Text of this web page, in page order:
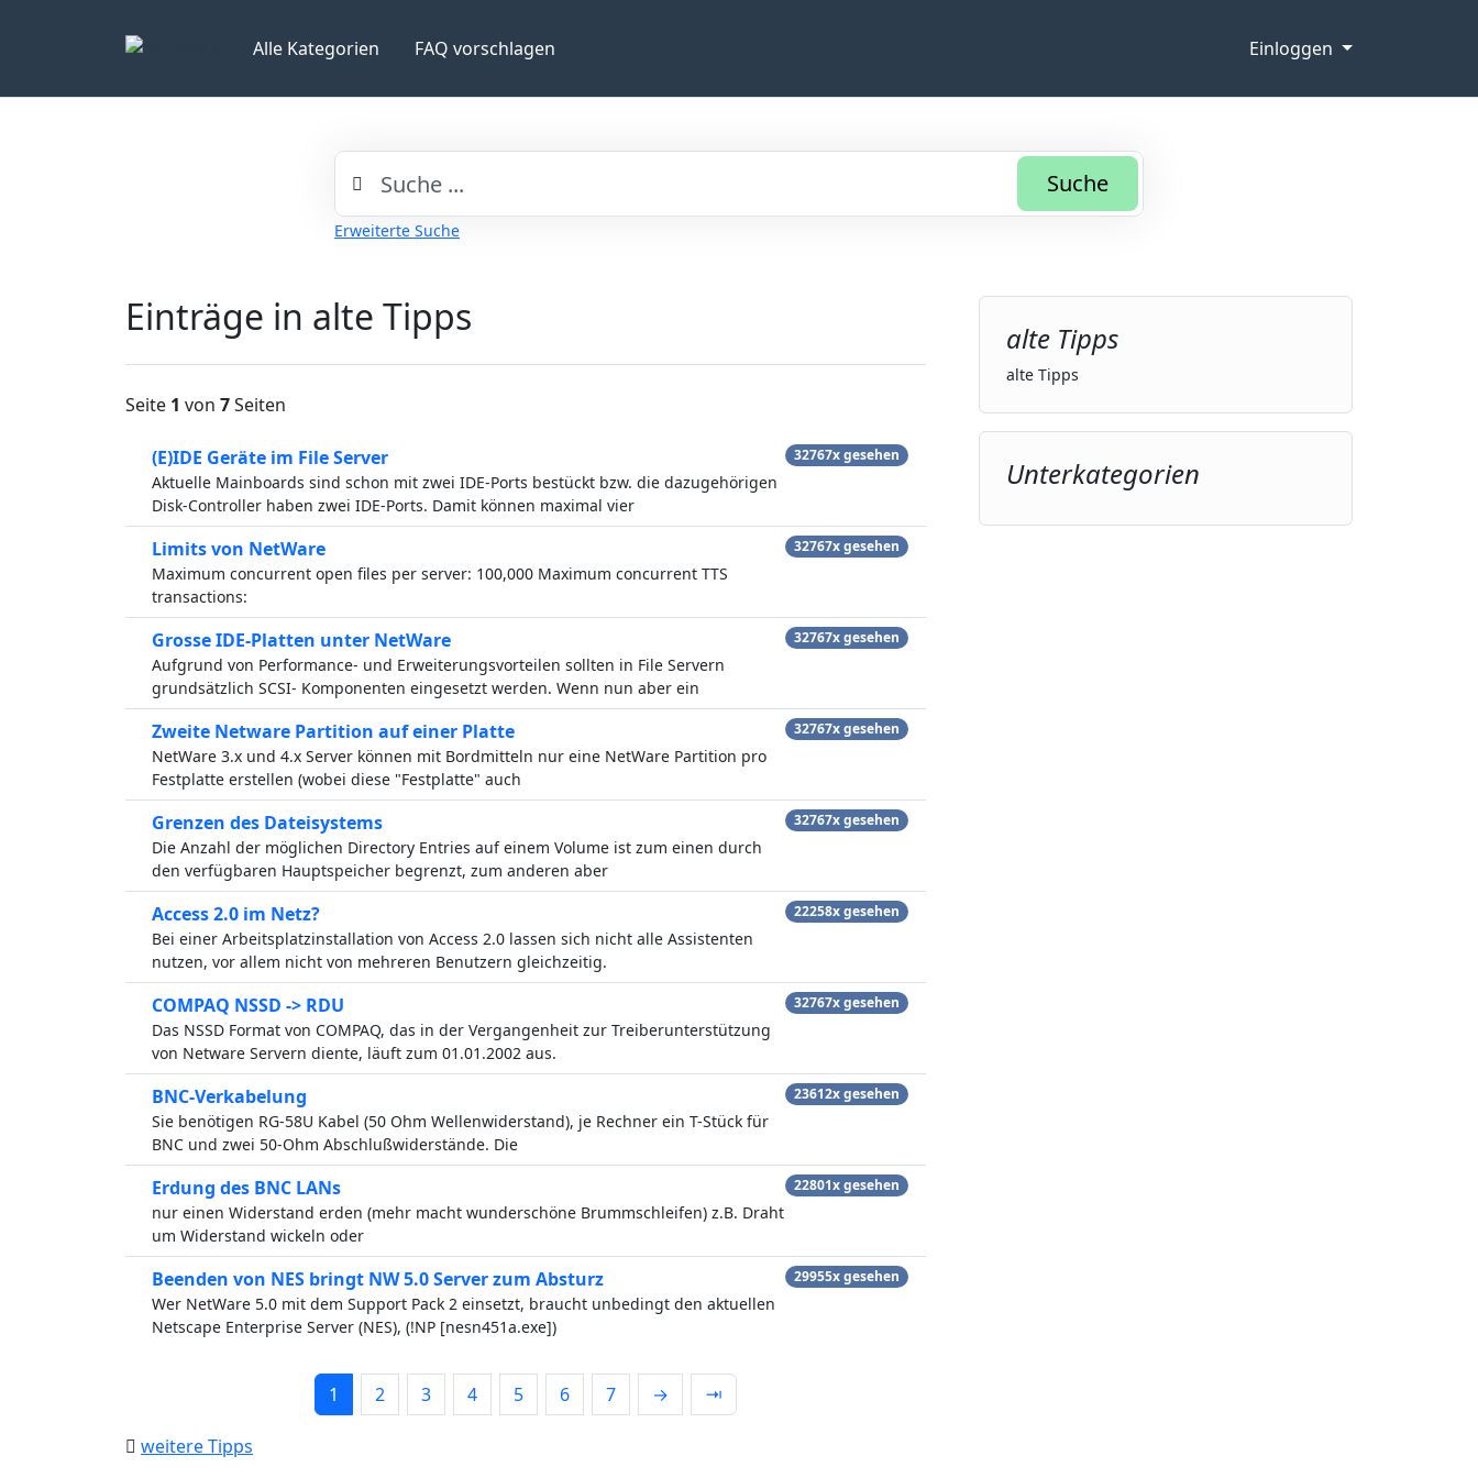
Alle Kategorien FAQ vorschlagen Einloggen
Suche
Erweiterte Suche
Einträge in alte Tipps
Seite 1 von 7Seiten
(E)IDE Geräte im File Server
Aktuelle Mainboards sind schon mit zwei IDE-Ports bestückt bzw. die dazugehörigen
Disk-Controller haben zwei IDE-Ports. Damit können maximal vier
32767x gesehen
Limits von NetWare
Maximum concurrent open files per server: 100,000 Maximum concurrent TTS
transactions:
32767x gesehen
Grosse IDE-Platten unter NetWare
Aufgrund von Performance- und Erweiterungsvorteilen sollten in File Servern
grundsätzlich SCSI- Komponenten eingesetzt werden. Wenn nun aber ein
32767x gesehen
Zweite Netware Partition auf einer Platte
NetWare 3.x und 4.x Server können mit Bordmitteln nur eine NetWare Partition pro
Festplatte erstellen (wobei diese "Festplatte" auch
32767x gesehen
Grenzen des Dateisystems
Die Anzahl der möglichen Directory Entries auf einem Volume ist zum einen durch
den verfügbaren Hauptspeicher begrenzt, zum anderen aber
32767x gesehen
Access 2.0 im Netz?
Bei einer Arbeitsplatzinstallation von Access 2.0 lassen sich nicht alle Assistenten
nutzen, vor allem nicht von mehreren Benutzern gleichzeitig.
22258x gesehen
COMPAQ NSSD -> RDU
Das NSSD Format von COMPAQ, das in der Vergangenheit zur Treiberunterstützung
von Netware Servern diente, läuft zum 01.01.2002 aus.
32767x gesehen
BNC-Verkabelung
Sie benötigen RG-58U Kabel (50 Ohm Wellenwiderstand), je Rechner ein T-Stück für
BNC und zwei 50-Ohm Abschlußwiderstände. Die
23612x gesehen
Erdung des BNC LANs
nur einen Widerstand erden (mehr macht wunderschöne Brummschleifen) z.B. Draht
um Widerstand wickeln oder
22801x gesehen
Beenden von NES bringt NW 5.0 Server zum Absturz
Wer NetWare 5.0 mit dem Support Pack 2 einsetzt, braucht unbedingt den aktuellen
Netscape Enterprise Server (NES), (!NP [nesn451a.exe])
29955x gesehen
1 2 3 4 5 6 7 → ⇥
weitere Tipps
alte Tipps
alte Tipps
Unterkategorien